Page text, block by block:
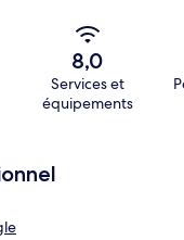
8,0
Services et
équipements